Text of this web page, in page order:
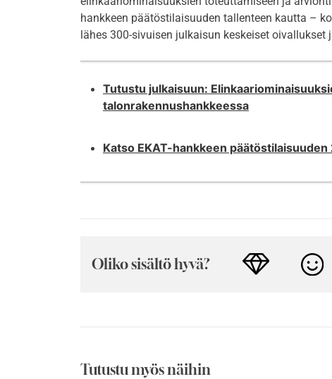
hankkeen päätöstilaisuuden tallenteen kautta –
lähes 300-sivuisen julkaisun keskeiset oivallukset
Tutustu julkaisuun:
talonrakennushankkeessa
Katso EKAT-hankkeen päätöstilaisuuden
Oliko sisältö hyvä?
Tutustu myös näihin